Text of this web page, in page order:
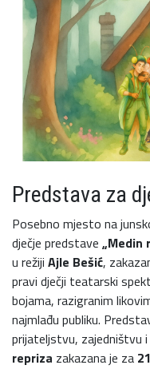
Predstava za
Posebno mjesto na
dječje predstave „Medin
u režiji Ajle Bešić,
pravi dječji teatarski
bojama, razigranim
najmlađu publiku.
prijateljstvu, zajedništvu
repriza zakazana je za